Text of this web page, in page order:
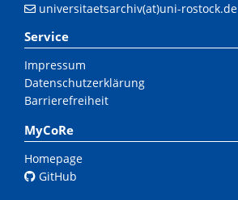
universitaetsarchiv(at)uni-rostock.de
Service
Impressum
Datenschutzerklärung
Barrierefreiheit
MyCoRe
Homepage
GitHub